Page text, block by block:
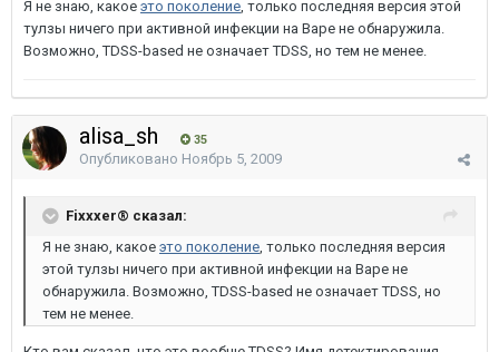
Я не знаю, какое это поколение, только последняя версия этой
тулзы ничего при активной инфекции на Варе не обнаружила.
Возможно, TDSS-based не означает TDSS, но тем не менее.
alisa_sh 35
Опубликовано Ноябрь 5, 2009
Fixxxer® сказал:
Я не знаю, какое это поколение, только последняя версия
этой тулзы ничего при активной инфекции на Варе не
обнаружила. Возможно, TDSS-based не означает TDSS, но
тем не менее.